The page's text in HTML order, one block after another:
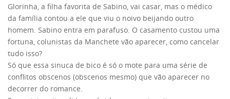
Glorinha, a filha favorita de Sabino, vai casar, mas o médico
da família contou a ele que viu o noivo beijando outro
homem. Sabino entra em parafuso. O casamento custou uma
fortuna, colunistas da Manchete vão aparecer, como cancelar
tudo isso?
Só que essa sinuca de bico é só o mote para uma série de
conflitos obscenos (obscenos mesmo) que vão aparecer no
decorrer do romance.